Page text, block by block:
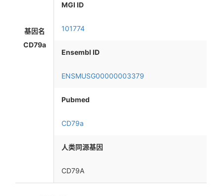
基因名
CD79a
MGI ID
101774
Ensembl ID
ENSMUSG00000003379
Pubmed
CD79a
人类同源基因
CD79A